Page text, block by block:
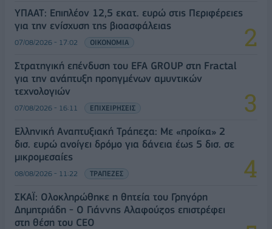
ΥΠΑΑΤ: Επιπλέον 12,5 εκατ. ευρώ στις Περιφέρειες
για την ενίσχυση της βιοασφάλειας
07/08/2026 - 17:02 ΟΙΚΟΝΟΜΙΑ
Στρατηγική επένδυση του EFA GROUP στη Fractal
για την ανάπτυξη προηγμένων αμυντικών
τεχνολογιών
07/08/2026 - 16:11 ΕΠΙΧΕΙΡΗΣΕΙΣ
Ελληνική Αναπτυξιακή Τράπεζα: Με «προίκα» 2
δισ. ευρώ ανοίγει δρόμο για δάνεια έως 5 δισ. σε
μικρομεσαίες
08/08/2026 - 11:22 ΤΡΑΠΕΖΕΣ
ΣΚΑΪ: Ολοκληρώθηκε η θητεία του Γρηγόρη
Δημητριάδη - Ο Γιάννης Αλαφούζος επιστρέφει
στη θέση του CEO